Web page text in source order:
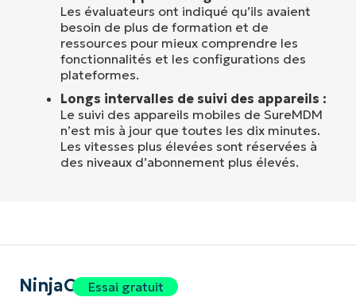
Les évaluateurs ont indiqué qu’ils avaient
besoin de plus de formation et de
ressources pour mieux comprendre les
fonctionnalités et les configurations des
plateformes.
Longs intervalles de suivi des appareils :
Le suivi des appareils mobiles de SureMDM
n’est mis à jour que toutes les dix minutes.
Les vitesses plus élevées sont réservées à
des niveaux d’abonnement plus élevés.
NinjaOneEssai gratuit